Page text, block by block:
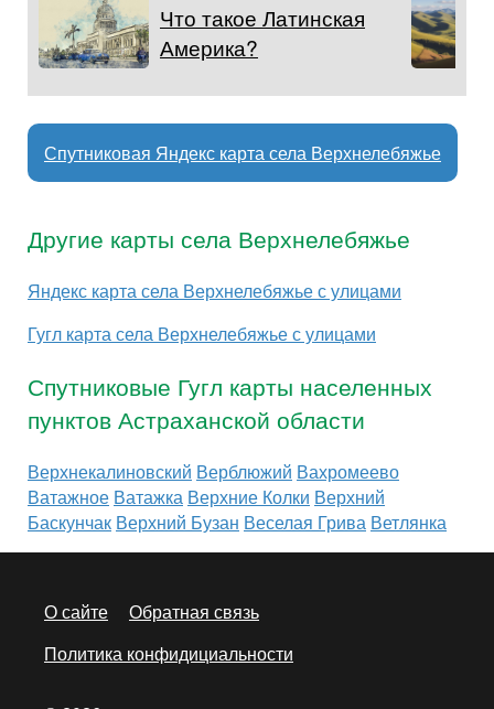
Что такое Латинская
Америка?
Спутниковая Яндекс карта села Верхнелебяжье
Другие карты села Верхнелебяжье
Яндекс карта села Верхнелебяжье с улицами
Гугл карта села Верхнелебяжье с улицами
Спутниковые Гугл карты населенных
пунктов Астраханской области
Верхнекалиновский Верблюжий Вахромеево
Ватажное Ватажка Верхние Колки Верхний
Баскунчак Верхний Бузан Веселая Грива Ветлянка
О сайте
Обратная связь
Политика конфидициальности